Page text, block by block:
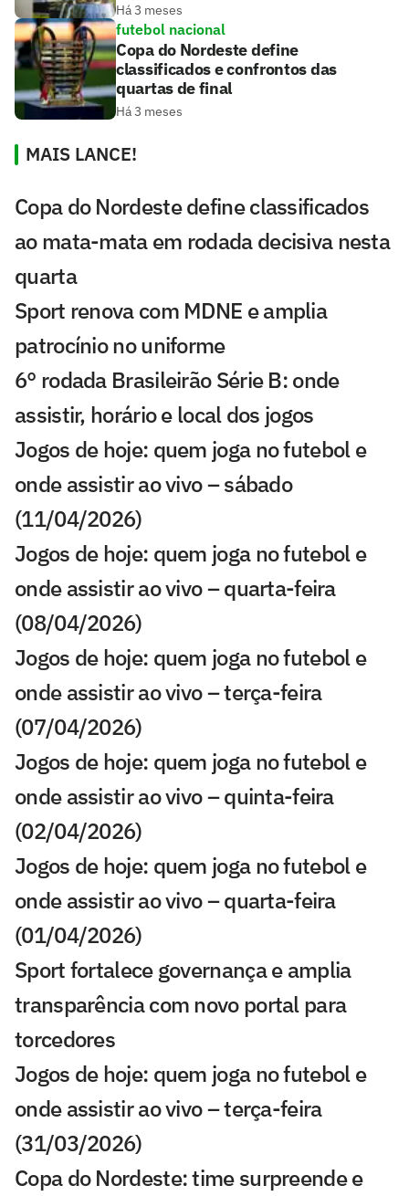
Há 3 meses
futebol nacional
Copa do Nordeste define
classificados e confrontos das
quartas de final
Há 3 meses
MAIS LANCE!
Copa do Nordeste define classificados
ao mata-mata em rodada decisiva nesta
quarta
Sport renova com MDNE e amplia
patrocínio no uniforme
6° rodada Brasileirão Série B: onde
assistir, horário e local dos jogos
Jogos de hoje: quem joga no futebol e
onde assistir ao vivo – sábado
(11/04/2026)
Jogos de hoje: quem joga no futebol e
onde assistir ao vivo – quarta-feira
(08/04/2026)
Jogos de hoje: quem joga no futebol e
onde assistir ao vivo – terça-feira
(07/04/2026)
Jogos de hoje: quem joga no futebol e
onde assistir ao vivo – quinta-feira
(02/04/2026)
Jogos de hoje: quem joga no futebol e
onde assistir ao vivo – quarta-feira
(01/04/2026)
Sport fortalece governança e amplia
transparência com novo portal para
torcedores
Jogos de hoje: quem joga no futebol e
onde assistir ao vivo – terça-feira
(31/03/2026)
Copa do Nordeste: time surpreende e